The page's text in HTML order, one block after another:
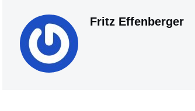
Fritz Effenberger